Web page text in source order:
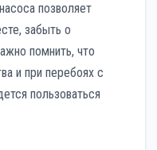
позволяет
забыть о
помнить, что
и при перебоях с
пользоваться